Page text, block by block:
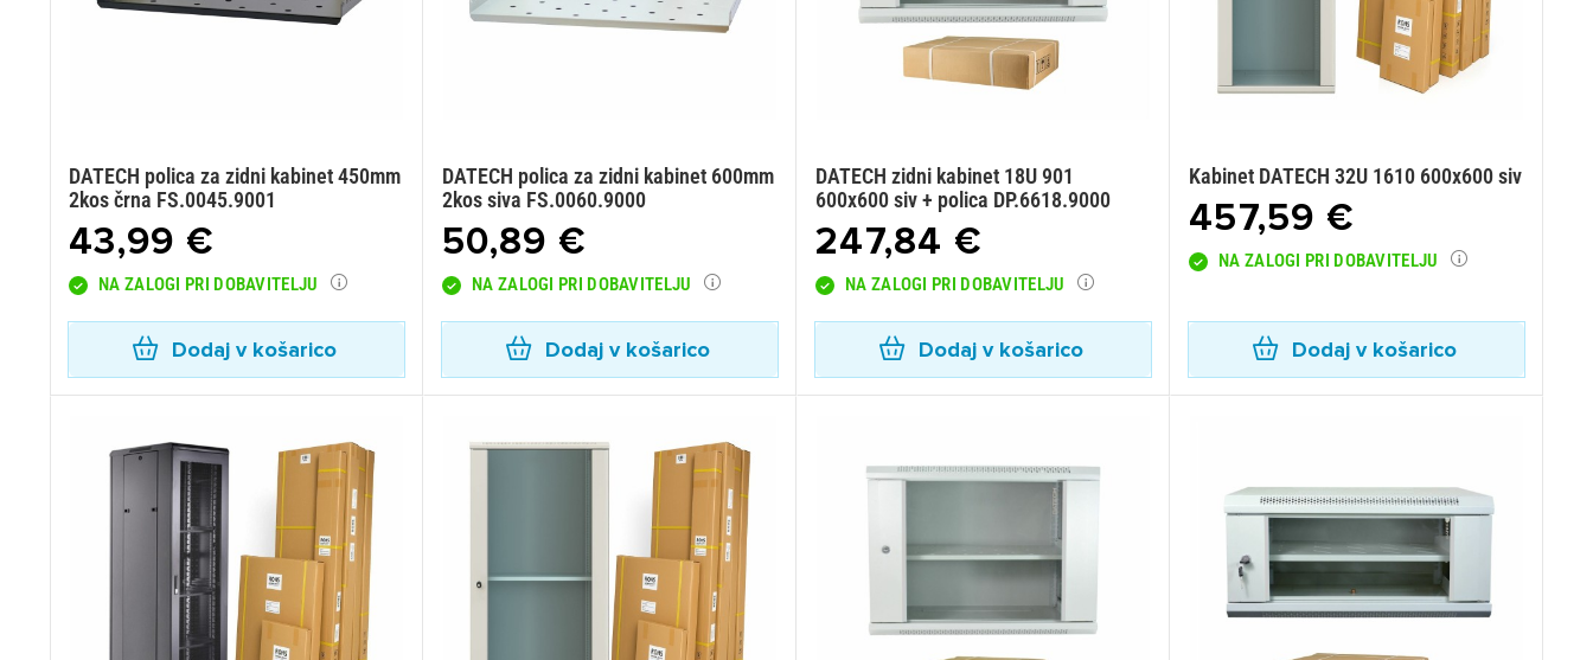
DATECH polica za zidni kabinet 450mm
2kos črna FS.0045.9001
43,99 €
NA ZALOGI PRI DOBAVITELJU
Dodaj v košarico
DATECH polica za zidni kabinet 600mm
2kos siva FS.0060.9000
50,89 €
NA ZALOGI PRI DOBAVITELJU
Dodaj v košarico
DATECH zidni kabinet 18U 901
600x600 siv + polica DP.6618.9000
247,84 €
NA ZALOGI PRI DOBAVITELJU
Dodaj v košarico
Kabinet DATECH 32U 1610 600x600 siv
457,59 €
NA ZALOGI PRI DOBAVITELJU
Dodaj v košarico